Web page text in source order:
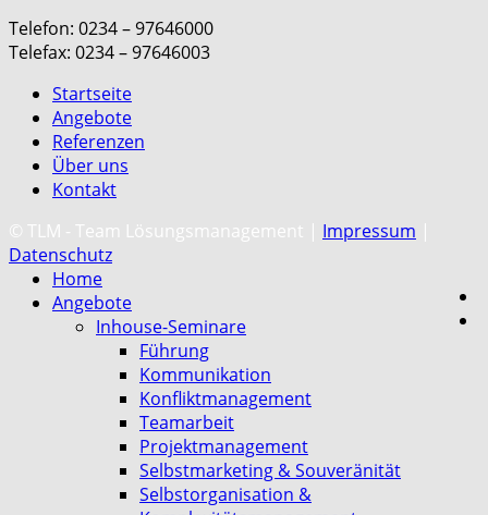
Telefon: 0234 – 97646000
Telefax: 0234 – 97646003
Startseite
Angebote
Referenzen
Über uns
Kontakt
© TLM - Team Lösungsmanagement | Impressum |
Datenschutz
Home
Angebote
Inhouse-Seminare
Führung
Kommunikation
Konfliktmanagement
Teamarbeit
Projektmanagement
Selbstmarketing & Souveränität
Selbstorganisation &